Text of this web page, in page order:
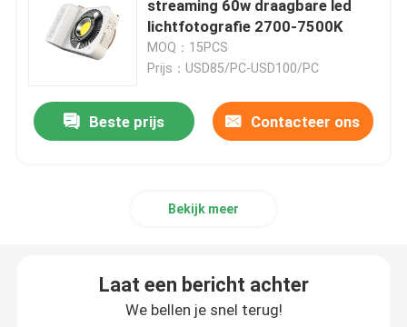
Draagbare LEIDENE Filmlichten
RGB LEIDENE Filmlichten
RGB LEIDEN Buislicht
18 duim geleid ringslicht
streaming 60w draagbare led
lichtfotografie 2700-7500K
MOQ：15PCS
Prijs：USD85/PC-USD100/PC
Beste prijs Contacteer ons
Bekijk meer
Laat een bericht achter
We bellen je snel terug!